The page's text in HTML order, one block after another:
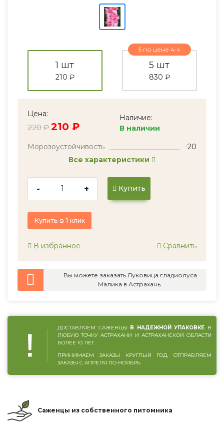
1 шт
210 ₽
5 по цене 4-х
5 шт
830 ₽
Цена:
220 ₽ 210 ₽
Наличие:
В наличии
Морозоустойчивость
-20
Все характеристики
- + Купить
Купить в 1 клик
В избранное Сравнить
Вы можете заказать Луковица гладиолуса
Малика в Астрахань.
ДОСТАВЛЯЕМ САЖЕНЦЫ В НАДЕЖНОЙ УПАКОВКЕ В
ЛЮБУЮ ТОЧКУ АСТРАХАНИ И АСТРАХАНСКОЙ ОБЛАСТИ
БОЛЕЕ 10 ЛЕТ.
ПРИНИМАЕМ ЗАКАЗЫ КРУГЛЫЙ ГОД, ОТПРАВЛЯЕМ
ЗАКАЗЫ С АПРЕЛЯ ПО НОЯБРЬ
Саженцы из собственного питомника